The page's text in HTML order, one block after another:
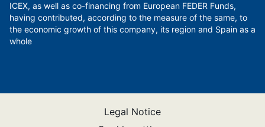
ICEX, as well as co-financing from European FEDER Funds,
having contributed, according to the measure of the same, to
the economic growth of this company, its region and Spain as a
whole
Legal Notice